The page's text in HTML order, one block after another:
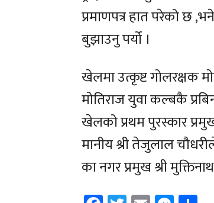
प्रमाणपत्र हात परेको छ
बुझाउनु पर्यो ।
खेलमा उत्कृष्ट गोलरक्षक
मोतिराज युवा कल्बकै
खेलको प्रथम पुरस्कार
मानीय श्री तेजुलाल
का नगर प्रमुख श्री